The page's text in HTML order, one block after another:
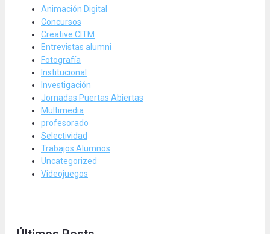
Animación Digital
Concursos
Creative CITM
Entrevistas alumni
Fotografía
Institucional
Investigación
Jornadas Puertas Abiertas
Multimedia
profesorado
Selectividad
Trabajos Alumnos
Uncategorized
Videojuegos